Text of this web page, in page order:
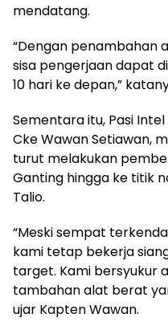
mendatang.
“Dengan penambahan
sisa pengerjaan dapat
10 hari ke depan,”
Sementara itu, Pasi
Cke Wawan Setiawan,
turut melakukan
Ganting hingga ke titik
Talio.
“Meski sempat
kami tetap bekerja
target. Kami bersyukur
tambahan alat berat
ujar Kapten Wawan.